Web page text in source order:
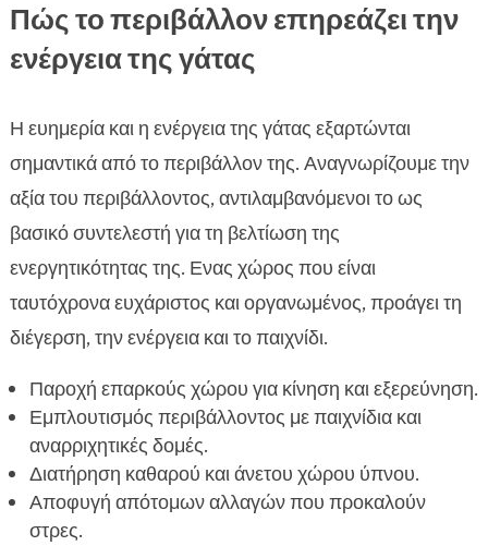
Πώς το περιβάλλον επηρεάζει την
ενέργεια της γάτας
Η ευημερία και η ενέργεια της γάτας εξαρτώνται
σημαντικά από το περιβάλλον της. Αναγνωρίζουμε την
αξία του περιβάλλοντος, αντιλαμβανόμενοι το ως
βασικό συντελεστή για τη βελτίωση της
ενεργητικότητας της. Ενας χώρος που είναι
ταυτόχρονα ευχάριστος και οργανωμένος, προάγει τη
διέγερση, την ενέργεια και το παιχνίδι.
Παροχή επαρκούς χώρου για κίνηση και εξερεύνηση.
Εμπλουτισμός περιβάλλοντος με παιχνίδια και
αναρριχητικές δομές.
Διατήρηση καθαρού και άνετου χώρου ύπνου.
Αποφυγή απότομων αλλαγών που προκαλούν
στρες.